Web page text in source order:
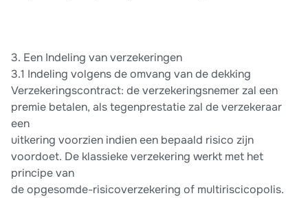
3. Een Indeling van verzekeringen
3.1 Indeling volgens de omvang van de dekking
Verzekeringscontract: de verzekeringsnemer zal een
premie betalen, als tegenprestatie zal de verzekeraar
een
uitkering voorzien indien een bepaald risico zijn
voordoet. De klassieke verzekering werkt met het
principe van
de opgesomde-risicoverzekering of multiriscicopolis.